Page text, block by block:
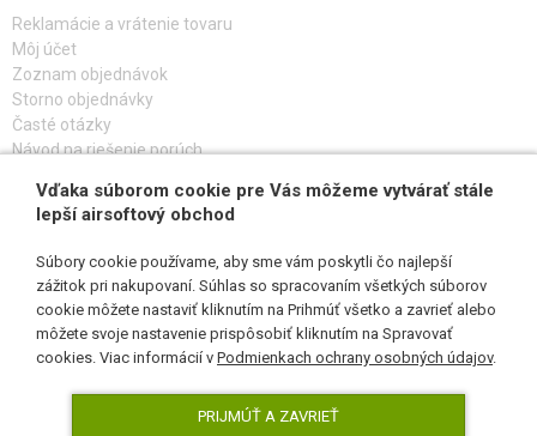
Reklamácie a vrátenie tovaru
Môj účet
Zoznam objednávok
Storno objednávky
Časté otázky
Návod na riešenie porúch
PRIHLÁS SA K ODBERU
SLEDUJ NÁS
Vďaka súborom cookie pre Vás môžeme vytvárať stále
lepší airsoftový obchod
Súbory cookie používame, aby sme vám poskytli čo najlepší
zážitok pri nakupovaní. Súhlas so spracovaním všetkých súborov
cookie môžete nastaviť kliknutím na Prihmúť všetko a zavrieť alebo
môžete svoje nastavenie prispôsobiť kliknutím na Spravovať
cookies. Viac informácií v Podmienkach ochrany osobných údajov.
PRIJMÚŤ A ZAVRIEŤ